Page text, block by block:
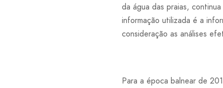
da água das praias,
informação utilizada é a
consideração as análises
Para a época balnear de